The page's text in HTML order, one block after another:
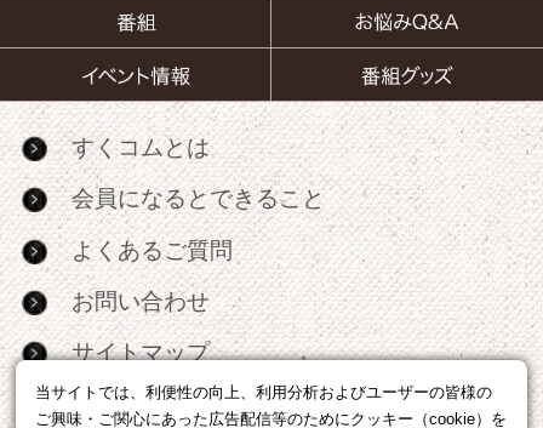
当サイトでは、利便性の向上、利用分析およびユーザーの皆様の
ご興味・ご関心にあった広告配信等のためにクッキー（cookie）を
すくコムとは
会員になるとできること
よくあるご質問
お問い合わせ
サイトマップ
RSS